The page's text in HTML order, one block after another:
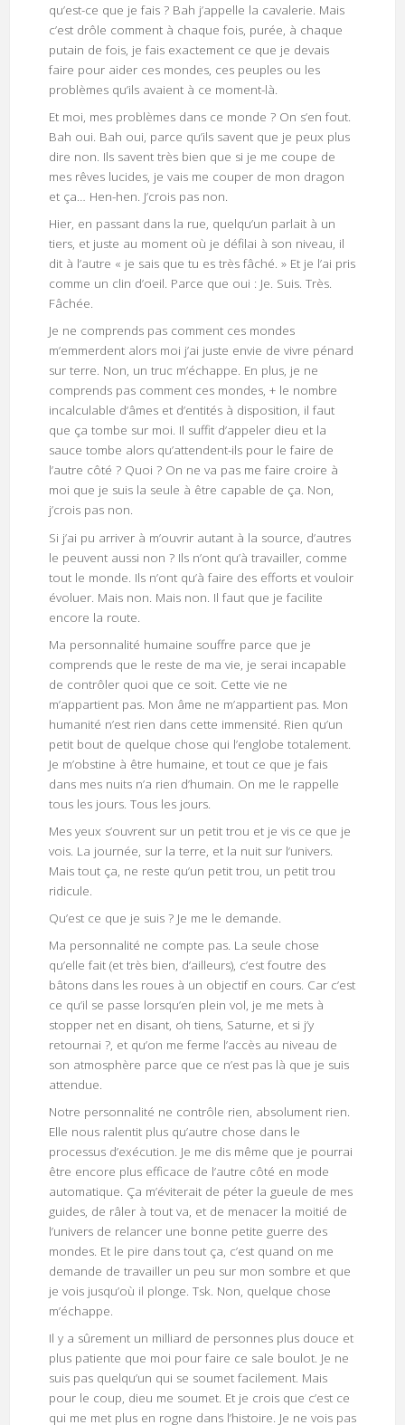
qu’est-ce que je fais ? Bah j’appelle la cavalerie. Mais
c’est drôle comment à chaque fois, purée, à chaque
putain de fois, je fais exactement ce que je devais
faire pour aider ces mondes, ces peuples ou les
problèmes qu’ils avaient à ce moment-là.
Et moi, mes problèmes dans ce monde ? On s’en fout.
Bah oui. Bah oui, parce qu’ils savent que je peux plus
dire non. Ils savent très bien que si je me coupe de
mes rêves lucides, je vais me couper de mon dragon
et ça… Hen-hen. J’crois pas non.
Hier, en passant dans la rue, quelqu’un parlait à un
tiers, et juste au moment où je défilai à son niveau, il
dit à l’autre « je sais que tu es très fâché. » Et je l’ai pris
comme un clin d’oeil. Parce que oui : Je. Suis. Très.
Fâchée.
Je ne comprends pas comment ces mondes
m’emmerdent alors moi j’ai juste envie de vivre pénard
sur terre. Non, un truc m’échappe. En plus, je ne
comprends pas comment ces mondes, + le nombre
incalculable d’âmes et d’entités à disposition, il faut
que ça tombe sur moi. Il suffit d’appeler dieu et la
sauce tombe alors qu’attendent-ils pour le faire de
l’autre côté ? Quoi ? On ne va pas me faire croire à
moi que je suis la seule à être capable de ça. Non,
j’crois pas non.
Si j’ai pu arriver à m’ouvrir autant à la source, d’autres
le peuvent aussi non ? Ils n’ont qu’à travailler, comme
tout le monde. Ils n’ont qu’à faire des efforts et vouloir
évoluer. Mais non. Mais non. Il faut que je facilite
encore la route.
Ma personnalité humaine souffre parce que je
comprends que le reste de ma vie, je serai incapable
de contrôler quoi que ce soit. Cette vie ne
m’appartient pas. Mon âme ne m’appartient pas. Mon
humanité n’est rien dans cette immensité. Rien qu’un
petit bout de quelque chose qui l’englobe totalement.
Je m’obstine à être humaine, et tout ce que je fais
dans mes nuits n’a rien d’humain. On me le rappelle
tous les jours. Tous les jours.
Mes yeux s’ouvrent sur un petit trou et je vis ce que je
vois. La journée, sur la terre, et la nuit sur l’univers.
Mais tout ça, ne reste qu’un petit trou, un petit trou
ridicule.
Qu’est ce que je suis ? Je me le demande.
Ma personnalité ne compte pas. La seule chose
qu’elle fait (et très bien, d’ailleurs), c’est foutre des
bâtons dans les roues à un objectif en cours. Car c’est
ce qu’il se passe lorsqu’en plein vol, je me mets à
stopper net en disant, oh tiens, Saturne, et si j’y
retournai ?, et qu’on me ferme l’accès au niveau de
son atmosphère parce que ce n’est pas là que je suis
attendue.
Notre personnalité ne contrôle rien, absolument rien.
Elle nous ralentit plus qu’autre chose dans le
processus d’exécution. Je me dis même que je pourrai
être encore plus efficace de l’autre côté en mode
automatique. Ça m’éviterait de péter la gueule de mes
guides, de râler à tout va, et de menacer la moitié de
l’univers de relancer une bonne petite guerre des
mondes. Et le pire dans tout ça, c’est quand on me
demande de travailler un peu sur mon sombre et que
je vois jusqu’où il plonge. Tsk. Non, quelque chose
m’échappe.
Il y a sûrement un milliard de personnes plus douce et
plus patiente que moi pour faire ce sale boulot. Je ne
suis pas quelqu’un qui se soumet facilement. Mais
pour le coup, dieu me soumet. Et je crois que c’est ce
qui me met plus en rogne dans l’histoire. Je ne vois pas